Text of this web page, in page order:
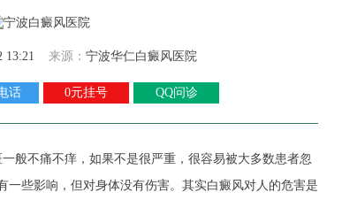
13:21 来源： 宁波华仁白癜风医院
话 0元挂号 QQ问诊
般不痛不痒，如果不是很严重，很容易被大多数患者忽
一些影响，但对身体没有伤害。其实白癜风对人的危害是